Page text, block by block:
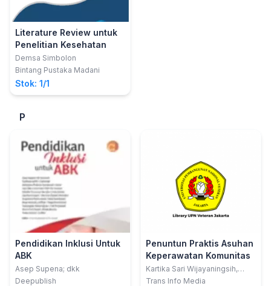
Literature Review untuk
Penelitian Kesehatan
Demsa Simbolon
Bintang Pustaka Madani
Stok: 1/1
P
Pendidikan Inklusi Untuk
ABK
Asep Supena; dkk
Deepublish
Penuntun Praktis Asuhan
Keperawatan Komunitas
Kartika Sari Wijayaningsih,
S.Kep.,Ners
Trans Info Media